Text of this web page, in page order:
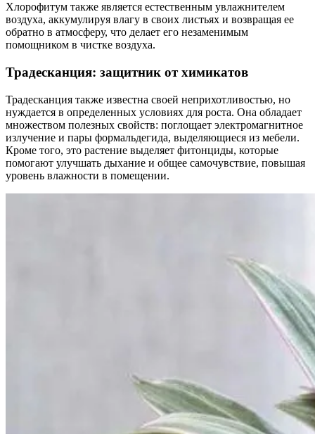
Хлорофитум также является естественным увлажнителем
воздуха, аккумулируя влагу в своих листьях и возвращая ее
обратно в атмосферу, что делает его незаменимым
помощником в чистке воздуха.
Традесканция: защитник от химикатов
Традесканция также известна своей неприхотливостью, но
нуждается в определенных условиях для роста. Она обладает
множеством полезных свойств: поглощает электромагнитное
излучение и пары формальдегида, выделяющиеся из мебели.
Кроме того, это растение выделяет фитонциды, которые
помогают улучшать дыхание и общее самочувствие, повышая
уровень влажности в помещении.